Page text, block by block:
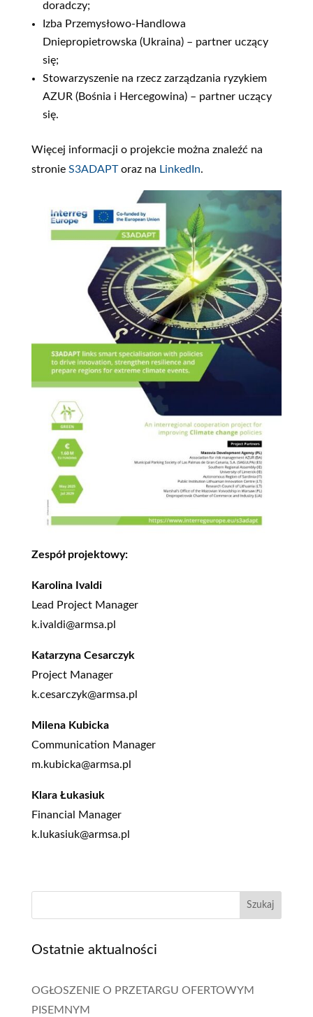
doradczy;
Izba Przemysłowo-Handlowa
Dniepropietrowska (Ukraina) – partner uczący
się;
Stowarzyszenie na rzecz zarządzania ryzykiem
AZUR (Bośnia i Hercegowina) – partner uczący
się.
Więcej informacji o projekcie można znaleźć na
stronie S3ADAPToraz na LinkedIn.
Zespół projektowy:
Karolina Ivaldi
Lead Project Manager
k.ivaldi@armsa.pl
Katarzyna Cesarczyk
Project Manager
k.cesarczyk@armsa.pl
Milena Kubicka
Communication Manager
m.kubicka@armsa.pl
Klara Łukasiuk
Financial Manager
k.lukasiuk@armsa.pl
Szukaj
Ostatnie aktualności
OGŁOSZENIE O PRZETARGU OFERTOWYM
PISEMNYM